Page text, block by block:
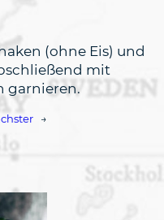
(ohne Eis) und
mit
garnieren.
→